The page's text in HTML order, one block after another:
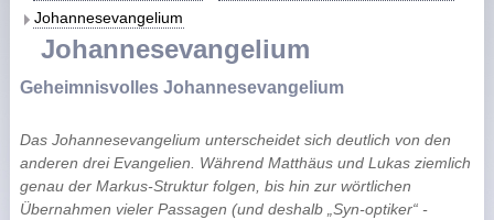
Johannesevangelium
Johannesevangelium
Geheimnisvolles Johannesevangelium
Das Johannesevangelium unterscheidet sich deutlich von den
anderen drei Evangelien. Während Matthäus und Lukas ziemlich
genau der Markus-Struktur folgen, bis hin zur wörtlichen
Übernahmen vieler Passagen (und deshalb „Syn-optiker“ -